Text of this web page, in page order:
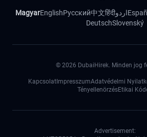
MagyarEnglishРусский中文हिंदीاردو
DeutschSlovenský
© 2026 DubaiHirek. Minden jog
Kapcsolat ImpresszumAdatvédelmi
TényellenörzésEtikai
Advertisement: